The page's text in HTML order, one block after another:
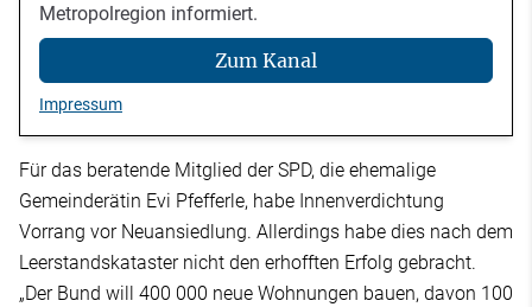
Metropolregion informiert.
Zum Kanal
Impressum
Für das beratende Mitglied der SPD, die ehemalige
Gemeinderätin Evi Pfefferle, habe Innenverdichtung
Vorrang vor Neuansiedlung. Allerdings habe dies nach dem
Leerstandskataster nicht den erhofften Erfolg gebracht.
„Der Bund will 400 000 neue Wohnungen bauen, davon 100